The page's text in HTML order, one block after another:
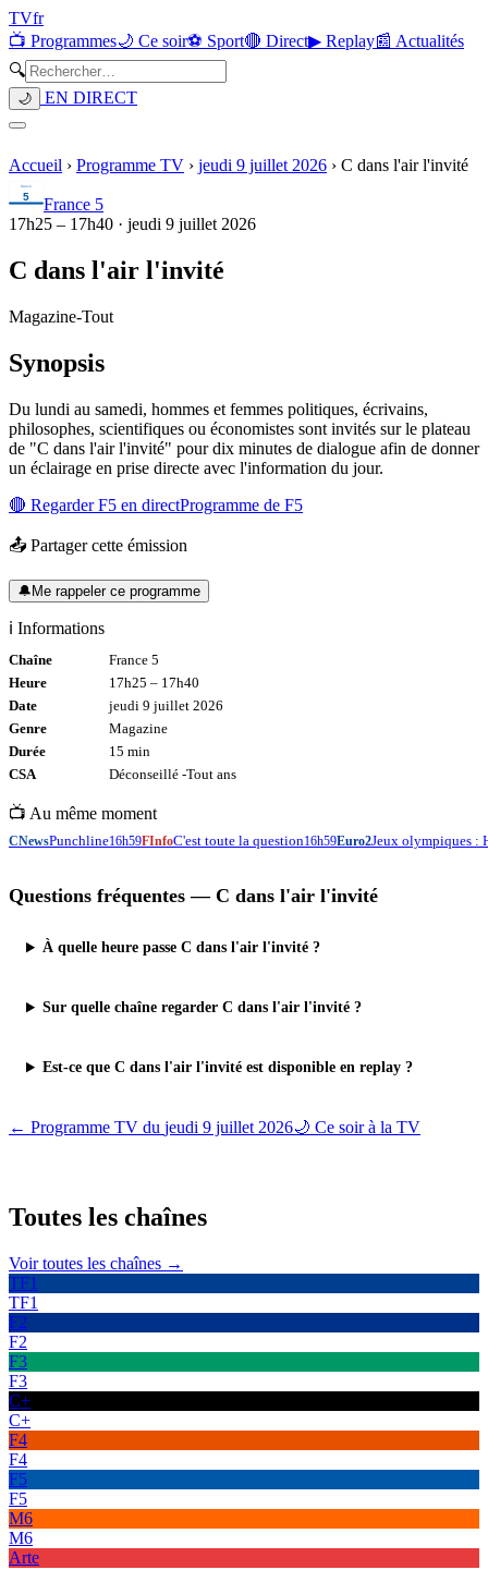
TVfr
📺 Programmes🌙 Ce soir⚽ Sport🔴 Direct▶ Replay📰 Actualités
🔍
🌙 EN DIRECT
Accueil › Programme TV › jeudi 9 juillet 2026 › C dans l'air l'invité
France 5
17h25 – 17h40 · jeudi 9 juillet 2026
C dans l'air l'invité
Magazine-Tout
Synopsis
Du lundi au samedi, hommes et femmes politiques, écrivains,
philosophes, scientifiques ou économistes sont invités sur le plateau
de "C dans l'air l'invité" pour dix minutes de dialogue afin de donner
un éclairage en prise directe avec l'information du jour.
🔴 RegarderF5 en directProgramme de F5
📤 Partager cette émission
🔔Me rappeler ce programme
ℹ️ Informations
Chaîne
France 5
Heure
17h25 – 17h40
Date
jeudi 9 juillet 2026
Genre
Magazine
Durée
15 min
CSA
Déconseillé -Tout ans
📺 Au même moment
CNewsPunchline16h59FInfoC'est toute la question16h59Euro2Jeux olympiques :
Questions fréquentes — C dans l'air l'invité
À quelle heure passe C dans l'air l'invité ?
Sur quelle chaîne regarder C dans l'air l'invité ?
Est-ce que C dans l'air l'invité est disponible en replay ?
← Programme TV du jeudi 9 juillet 2026🌙 Ce soir à la TV
Toutes les chaînes
Voir toutes les chaînes →
TF1
TF1
F2
F2
F3
F3
C+
C+
F4
F4
F5
F5
M6
M6
Arte